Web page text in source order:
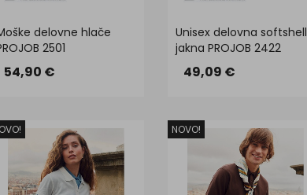
delovne hlače
2501
54,90 €
Unisex delovna softshell
jakna PROJOB 2422
49,09 €
NOVO!